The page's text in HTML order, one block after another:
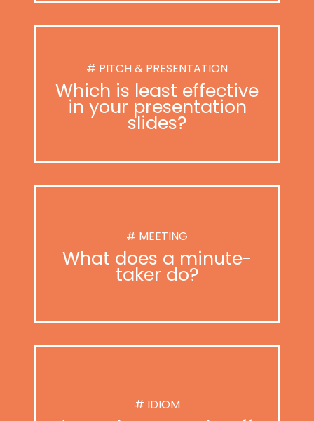
# PITCH & PRESENTATION
Which is least effective
in your presentation
slides?
# MEETING
What does a minute-
taker do?
# IDIOM